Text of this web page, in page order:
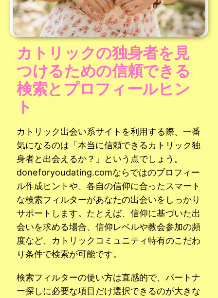
カトリックの独身者を見
つけるための信頼できる
検索とプロフィールヒン
ト
カトリック出会い系サイトを利用する際、一番
気になるのは「本当に信頼できるカトリック独
身者と出会えるか？」という点でしょう。
doneforyoudating.comならではのプロフィー
ル作成ヒントや、各自の信仰に合ったスマート
な検索フィルターがあなたの出会いをしっかり
サポートします。たとえば、信仰に基づいた出
会いを求める場合、信仰レベルや教会参加の頻
度など、カトリックコミュニティ特有のこだわ
り条件で検索が可能です。
検索フィルターの使い方は直感的で、パートナ
ー探しに必要な項目だけ選択できるのが大きな